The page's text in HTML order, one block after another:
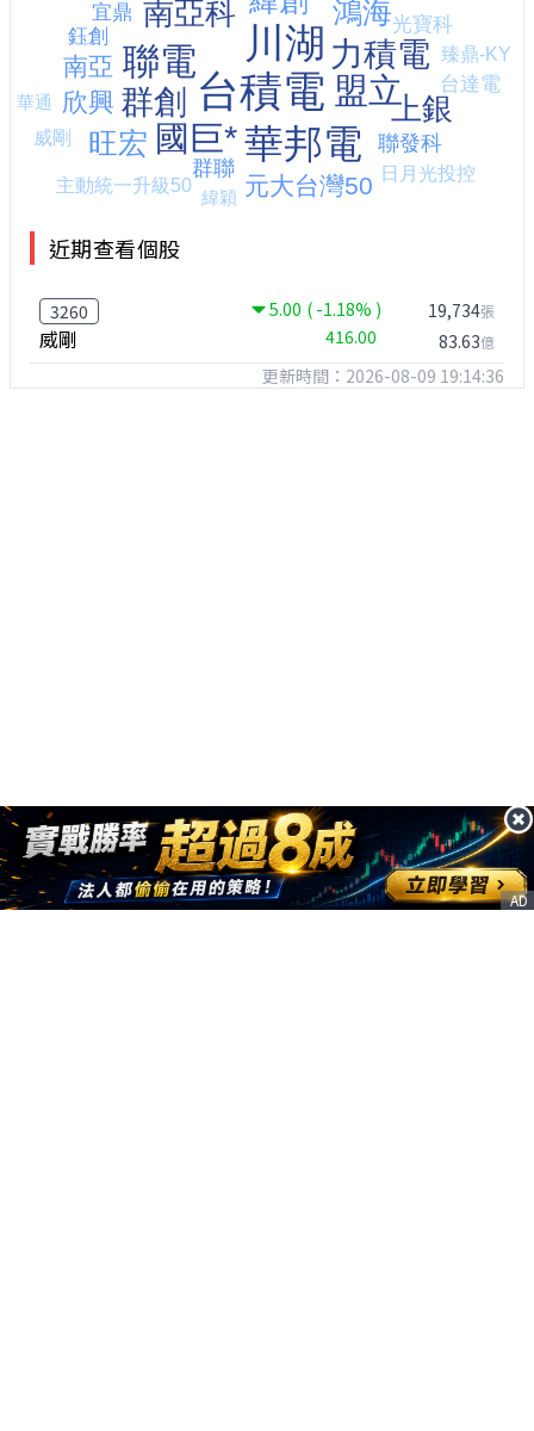
近期查看個股
3260 5.00 ( -1.18% )
威剛 416.00
19,734張
83.63億
更新時間：2026-08-09 19:14:36
AD